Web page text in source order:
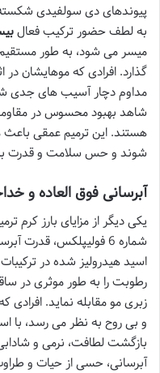
پیوندهای دی سولفیدی
به لطف حضور ترکیب فعال
میسر می شود، به طور
گذارد. افرادی که موهایشان در
مداوم دچار آسیب های جدی
شاهد بهبود محسوس در
هستند. این ترمیم عمقی
شوند و حس سلامت و قدرت به
آبرسانی فوق العاده و
یکی دیگر از مزایای بارز کرم
شماره 6 فولیپلکس،
اسید هیدرولیز شده در
رطوبت را به طور موثری در
زبری مو مقابله نماید.
و بی روح به نظر می رسد، با
بازگشت لطافت، نرمی و
آبرسانی، حسی از حیات و